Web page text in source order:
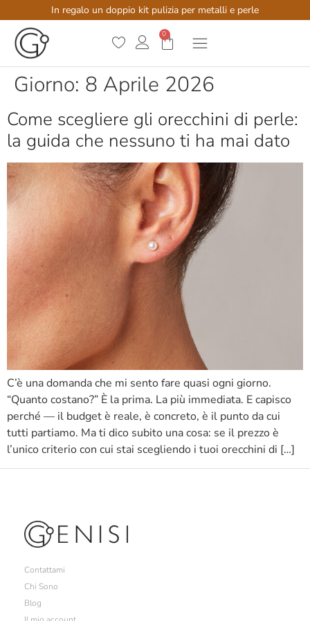
In regalo un doppio kit pulizia per metalli e perle
0
Giorno: 8 Aprile 2026
Come scegliere gli orecchini di perle:
la guida che nessuno ti ha mai dato
C’è una domanda che mi sento fare quasi ogni giorno.
“Quanto costano?” È la prima. La più immediata. E capisco
perché — il budget è reale, è concreto, è il punto da cui
tutti partiamo. Ma ti dico subito una cosa: se il prezzo è
l’unico criterio con cui stai scegliendo i tuoi orecchini di […]
Contattami
Chi Sono
Blog